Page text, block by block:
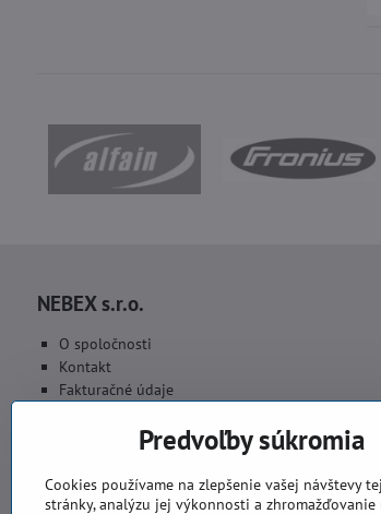
NEBEX s.r.o.
O spoločnosti
Kontakt
Fakturačné údaje
Predvoľby súkromia
Cookies používame na zlepšenie vašej návštevy
stránky, analýzu jej výkonnosti a